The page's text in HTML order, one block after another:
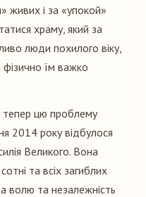
живих і за «упокой»
храму, який за
люди похилого віку,
фізично їм важко
цю проблему
2014 року відбулося
Великого. Вона
та всіх загиблих
волю та незалежність